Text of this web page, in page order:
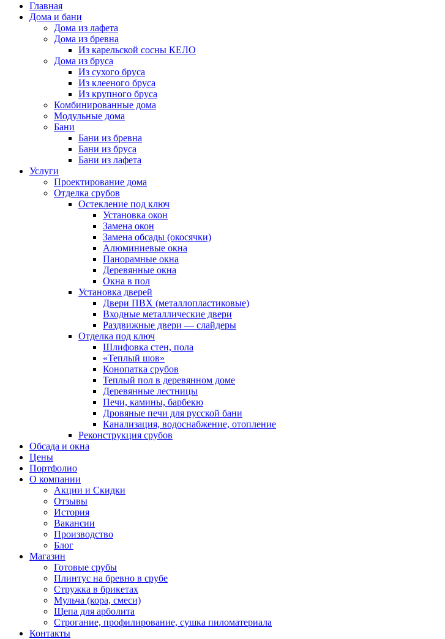
Главная
Дома и бани
Дома из лафета
Дома из бревна
Из карельской сосны КЕЛО
Дома из бруса
Из сухого бруса
Из клееного бруса
Из крупного бруса
Комбинированные дома
Модульные дома
Бани
Бани из бревна
Бани из бруса
Бани из лафета
Услуги
Проектирование дома
Отделка срубов
Остекление под ключ
Установка окон
Замена окон
Замена обсады (окосячки)
Алюминиевые окна
Панорамные окна
Деревянные окна
Окна в пол
Установка дверей
Двери ПВХ (металлопластиковые)
Входные металлические двери
Раздвижные двери — слайдеры
Отделка под ключ
Шлифовка стен, пола
«Теплый шов»
Конопатка срубов
Теплый пол в деревянном доме
Деревянные лестницы
Печи, камины, барбекю
Дровяные печи для русской бани
Канализация, водоснабжение, отопление
Реконструкция срубов
Обсада и окна
Цены
Портфолио
О компании
Акции и Скидки
Отзывы
История
Вакансии
Производство
Блог
Магазин
Готовые срубы
Плинтус на бревно в срубе
Стружка в брикетах
Мульча (кора, смеси)
Щепа для арболита
Строгание, профилирование, сушка пиломатериала
Контакты